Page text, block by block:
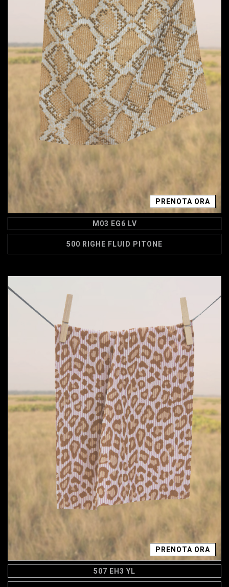
PRENOTA ORA
M03 EG6 LV
500 RIGHE FLUID PITONE
PRENOTA ORA
507 EH3 YL